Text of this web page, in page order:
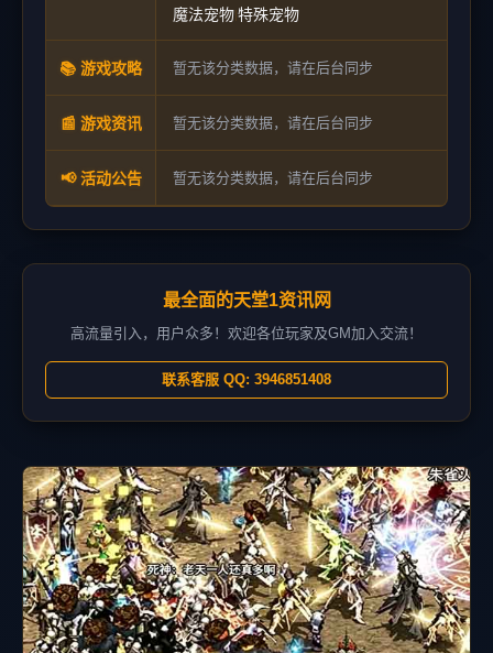
魔法宠物|特殊宠物
📚 游戏攻略 暂无该分类数据，请在后台同步
📰 游戏资讯 暂无该分类数据，请在后台同步
📢 活动公告 暂无该分类数据，请在后台同步
最全面的天堂1资讯网
高流量引入，用户众多！欢迎各位玩家及GM加入交流！
联系客服 QQ: 3946851408